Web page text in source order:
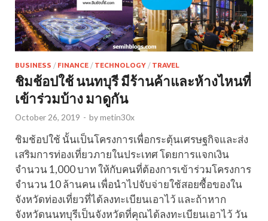
BUSINESS / FINANCE / TECHNOLOGY / TRAVEL
ชิมช้อปใช้ นนทบุรี มีร้านค้าและห้างไหนที่
เข้าร่วมบ้าง มาดูกัน
October 26, 2019 - bymetin30x
ชิมช้อปใช้ นั้นเป็นโครงการเพื่อกระตุ้นเศรษฐกิจและส่ง
เสริมการท่องเที่ยวภายในประเทศ โดยการแจกเงิน
จำนวน 1,000 บาท ให้กับคนที่ต้องการเข้าร่วมโครงการ
จำนวน 10 ล้านคน เพื่อนำไปจับจ่ายใช้สอยซื้อของใน
จังหวัดท่องเที่ยวที่ได้ลงทะเบียนเอาไว้ และถ้าหาก
จังหวัดนนทบุรีเป็นจังหวัดที่คุณได้ลงทะเบียนเอาไว้ วัน